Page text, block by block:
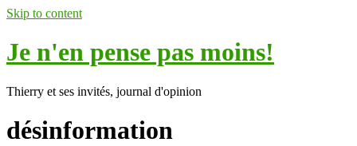
Skip to content
Je n'en pense pas moins!
Thierry et ses invités, journal d'opinion
désinformation